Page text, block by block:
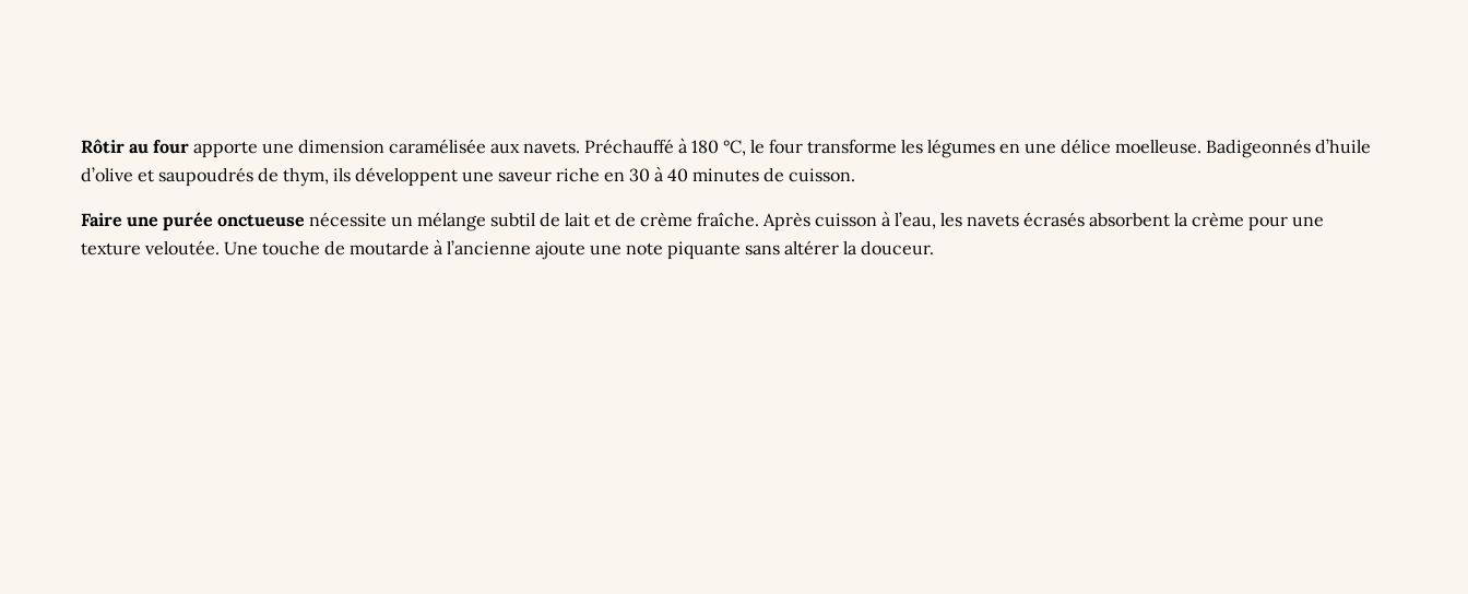
Rôtir au four apporte une dimension caramélisée aux navets. Préchauffé à 180 °C, le four transforme les légumes en une délice moelleuse. Badigeonnés d’huile
d’olive et saupoudrés de thym, ils développent une saveur riche en 30 à 40 minutes de cuisson.
Faire une purée onctueuse nécessite un mélange subtil de lait et de crème fraîche. Après cuisson à l’eau, les navets écrasés absorbent la crème pour une
texture veloutée. Une touche de moutarde à l’ancienne ajoute une note piquante sans altérer la douceur.